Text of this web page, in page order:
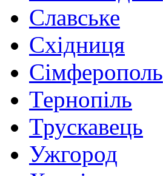
Славське
Східниця
Сімферополь
Тернопіль
Трускавець
Ужгород